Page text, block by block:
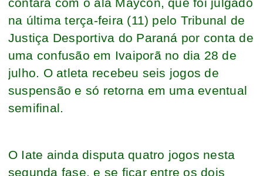
contará com o ala Maycon, que foi julgado
na última terça-feira (11) pelo Tribunal de
Justiça Desportiva do Paraná por conta de
uma confusão em Ivaiporã no dia 28 de
julho. O atleta recebeu seis jogos de
suspensão e só retorna em uma eventual
semifinal.
O Iate ainda disputa quatro jogos nesta
segunda fase, e se ficar entre os dois